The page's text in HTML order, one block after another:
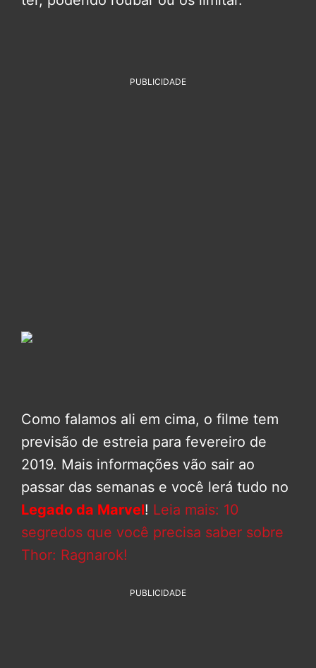
PUBLICIDADE
Como falamos ali em cima, o filme tem
previsão de estreia para fevereiro de
2019. Mais informações vão sair ao
passar das semanas e você lerá tudo no
Legado da Marvel! Leia mais: 10
segredos que você precisa saber sobre
Thor: Ragnarok!
PUBLICIDADE